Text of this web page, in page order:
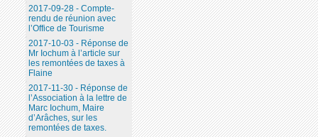
2017-09-28 - Compte-
rendu de réunion avec
l’Office de Tourisme
2017-10-03 - Réponse de
Mr Iochum à l’article sur
les remontées de taxes à
Flaine
2017-11-30 - Réponse de
l’Association à la lettre de
Marc Iochum, Maire
d’Arâches, sur les
remontées de taxes.